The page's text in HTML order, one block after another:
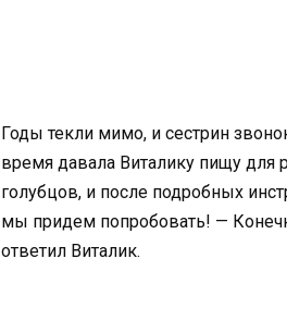
Годы текли мимо, и сестрин
время давала Виталику пищу для
голубцов, и после подробных
мы придем попробовать! —
ответил Виталик.